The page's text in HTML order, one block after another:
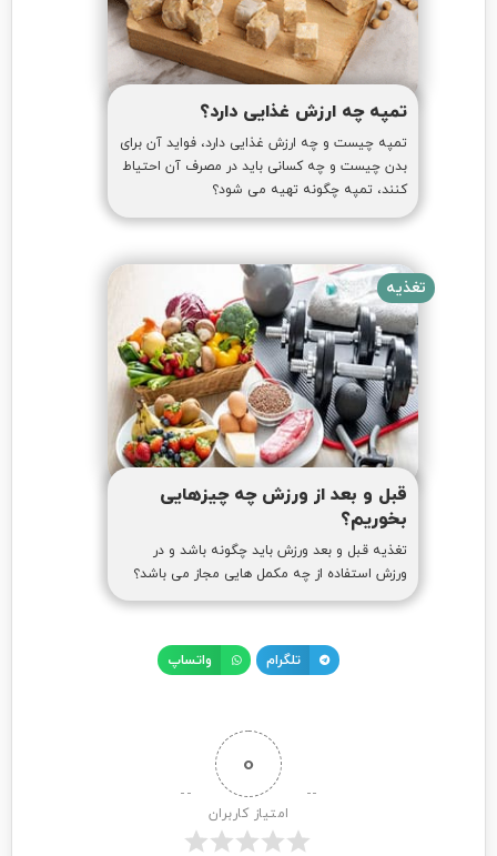
تمپه چه ارزش غذایی دارد؟
تمپه چیست و چه ارزش غذایی دارد، فواید آن برای
بدن چیست و چه کسانی باید در مصرف آن احتیاط
کنند، تمپه چگونه تهیه می شود؟
تغذیه
قبل و بعد از ورزش چه چیزهایی
بخوریم؟
تغذیه قبل و بعد ورزش باید چگونه باشد و در
ورزش استفاده از چه مکمل هایی مجاز می باشد؟
تلگرام واتساپ
0
امتیاز کاربران